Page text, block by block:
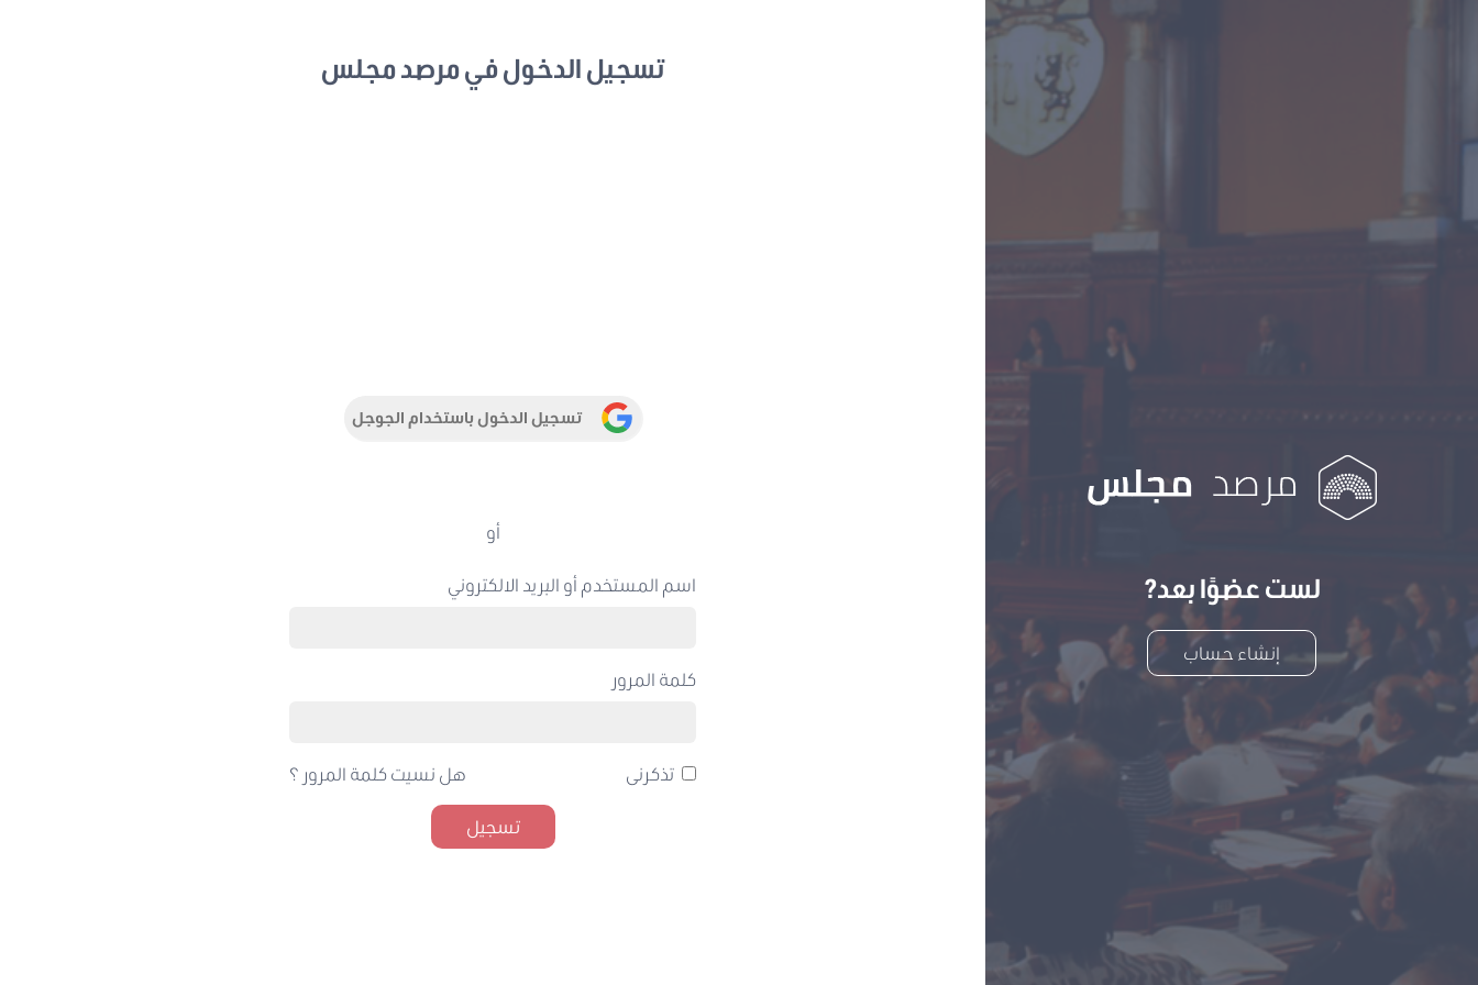
لست عضوًا بعد?
إنشاء حساب
تسجيل الدخول في مرصد مجلس
تسجيل الدخول باستخدام الجوجل
أو
اسم المستخدم أو البريد الالكتروني
كلمة المرور
تذكرنى هل نسيت كلمة المرور ؟